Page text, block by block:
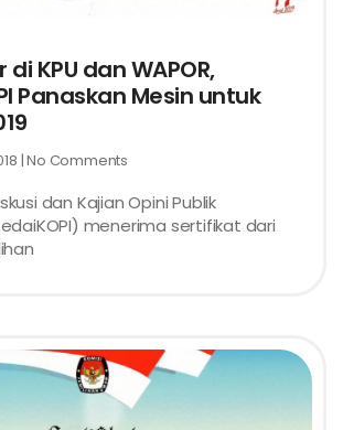
KPU dan WAPOR,
Panaskan Mesin untuk
No Comments
dan Kajian Opini Publik
menerima sertifikat dari